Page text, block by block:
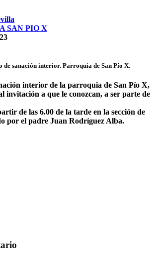
SAN PIO X
sanación interior. Parroquia de San Pío X.
interior de la parroquia de San Pío X,
invitación a que le conozcan, a ser parte de
de las 6.00 de la tarde en la sección de
por el padre Juan Rodríguez Alba.